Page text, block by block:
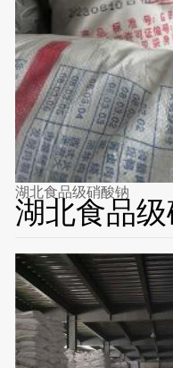
湖北食品级硝酸钠
湖北食品